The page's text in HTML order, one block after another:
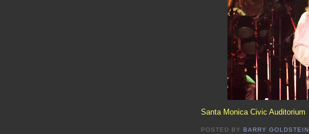
Santa Monica Civic Auditorium
POSTED BYBARRY GOLDSTEIN